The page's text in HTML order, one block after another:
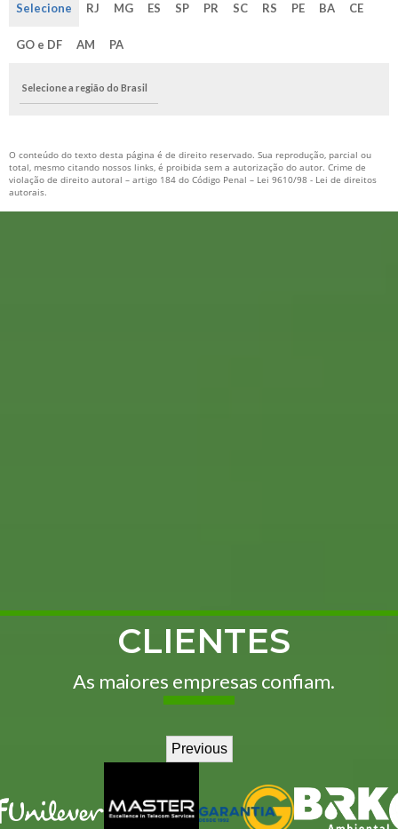
Selecione RJ MG ES SP PR SC RS PE BA CE
GO e DF AM PA
Selecione a região do Brasil
O conteúdo do texto desta página é de direito reservado. Sua reprodução, parcial ou
total, mesmo citando nossos links, é proibida sem a autorização do autor. Crime de
violação de direito autoral – artigo 184 do Código Penal – Lei 9610/98 - Lei de direitos
autorais.
CLIENTES
As maiores empresas confiam.
Previous